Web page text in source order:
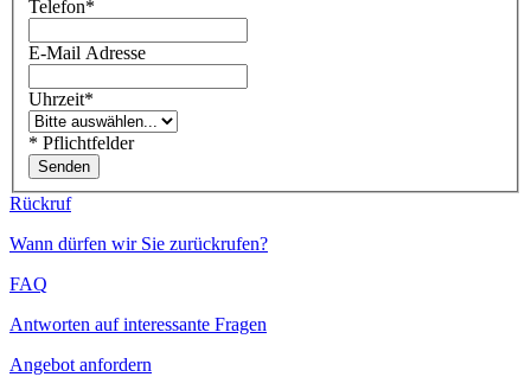
Telefon*
E-Mail Adresse
Uhrzeit*
* Pflichtfelder
Rückruf
Wann dürfen wir Sie zurückrufen?
FAQ
Antworten auf interessante Fragen
Angebot anfordern